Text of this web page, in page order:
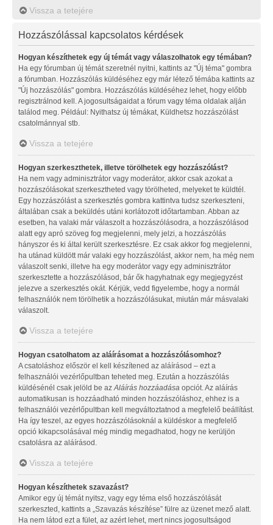
Vissza a tetejére
Hozzászólással kapcsolatos kérdések
Hogyan készíthetek egy új témát vagy válaszolhatok egy témában?
Ha egy fórumban új témát szeretnél nyitni, kattints az "Új téma" gombra
a fórumban. Hozzászólás küldéséhez egy már létező témába kattints az
"Új hozzászólás" gombra. Hozzászólás küldéséhez lehet, hogy előbb
regisztrálnod kell. A jogosultságaidat a fórum vagy téma oldalak alján
találod meg. Például: Nyithatsz új témákat, Küldhetsz hozzászólást
csatolmánnyal stb.
Vissza a tetejére
Hogyan szerkeszthetek, illetve törölhetek egy hozzászólást?
Ha nem vagy adminisztrátor vagy moderátor, akkor csak azokat a
hozzászólásokat szerkesztheted vagy törölheted, melyeket te küldtél.
Egy hozzászólást a szerkesztés gombra kattintva tudsz szerkeszteni,
általában csak a beküldés utáni korlátozott időtartamban. Abban az
esetben, ha valaki már válaszolt a hozzászólásodra, a hozzászólásod
alatt egy apró szöveg fog megjelenni, mely jelzi, a hozzászólás
hányszor és ki által került szerkesztésre. Ez csak akkor fog megjelenni,
ha utánad küldött már valaki egy hozzászólást, akkor nem, ha még nem
válaszolt senki, illetve ha egy moderátor vagy egy adminisztrátor
szerkesztette a hozzászólásod, bár ők hagyhatnak egy megjegyzést
jelezve a szerkesztés okát. Kérjük, vedd figyelembe, hogy a normál
felhasználók nem törölhetik a hozzászólásukat, miután már másvalaki
válaszolt.
Vissza a tetejére
Hogyan csatolhatom az aláírásomat a hozzászólásomhoz?
A csatoláshoz először el kell készítened az aláírásod – ezt a
felhasználói vezérlőpultban teheted meg. Ezután a hozzászólás
küldésénél csak jelöld be az Aláírás hozzáadása opciót. Az aláírás
automatikusan is hozzáadható minden hozzászóláshoz, ehhez is a
felhasználói vezérlőpultban kell megváltoztatnod a megfelelő beállítást.
Ha így teszel, az egyes hozzászólásoknál a küldéskor a megfelelő
opció kikapcsolásával még mindig megadhatod, hogy ne kerüljön
csatolásra az aláírásod.
Vissza a tetejére
Hogyan készíthetek szavazást?
Amikor egy új témát nyitsz, vagy egy téma első hozzászólását
szerkeszted, kattints a „Szavazás készítése” fülre az üzenet mező alatt.
Ha nem látod ezt a fület, az azért lehet, mert nincs jogosultságod